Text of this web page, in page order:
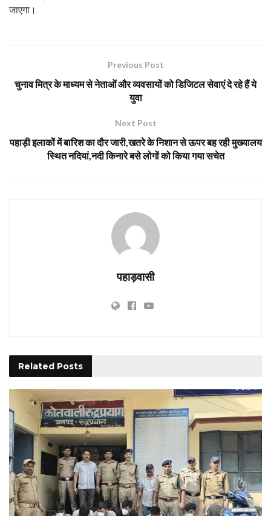
जाएगा।
Previous Post
चुनाव मित्र के माध्यम से नेताओं और व्यवसायों को डिजिटल सेवाएं दे रहे हैं ये
युवा
Next Post
पहाड़ी इलाकों में बारिश का दौर जारी,खतरे के निशान से ऊपर बह रही मुख्यालय
स्थित नदियां,नदी किनारे बसे लोगों को किया गया सचेत
पहाड़वासी
Related Posts